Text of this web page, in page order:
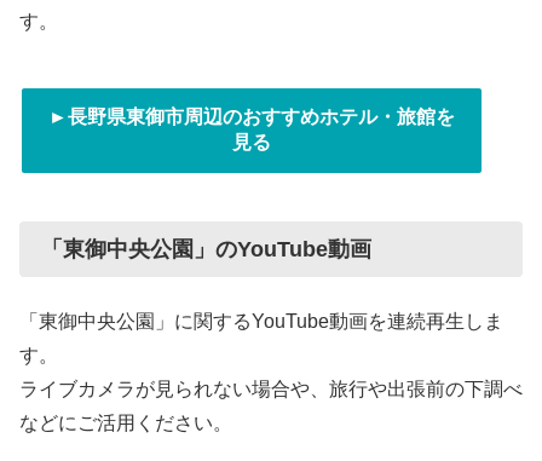
す。
►長野県東御市周辺のおすすめホテル・旅館を
見る
「東御中央公園」のYouTube動画
「東御中央公園」に関するYouTube動画を連続再生しま
す。
ライブカメラが見られない場合や、旅行や出張前の下調べ
などにご活用ください。